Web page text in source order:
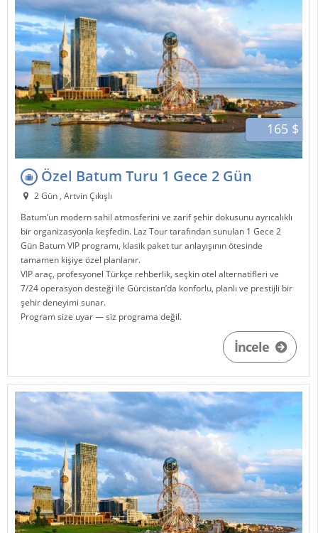
165 $
Özel Batum Turu 1 Gece 2 Gün
2 Gün , Artvin Çıkışlı
Batum’un modern sahil atmosferini ve zarif şehir dokusunu ayrıcalıklı
bir organizasyonla keşfedin. Laz Tourtarafından sunulan 1 Gece 2
Gün Batum VIP programı, klasik paket tur anlayışının ötesinde
tamamen kişiye özel planlanır.
VIP araç, profesyonel Türkçe rehberlik, seçkin otel alternatifleri ve
7/24 operasyon desteği ileGürcistan’da konforlu, planlı ve prestijli bir
şehir deneyimi sunar.
Program size uyar — siz programa değil.
İncele